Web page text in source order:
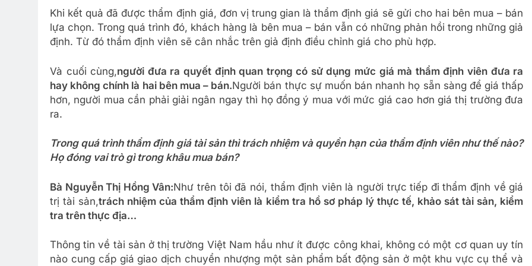
Khi kết quả đã được thẩm định giá, đơn vị trung gian là thẩm định giá sẽ gửi cho hai bên mua – bán
lựa chọn. Trong quá trình đó, khách hàng là bên mua – bán vẫn có những phản hồi trong những giả
định. Từ đó thẩm định viên sẽ cân nhắc trên giả định điều chỉnh giá cho phù hợp.
Và cuối cùng,người đưa ra quyết định quan trọng có sử dụng mức giá mà thẩm định viên đưa ra
hay không chính là hai bên mua – bán.Người bán thực sự muốn bán nhanh họ sẵn sàng để giá thấp
hơn, người mua cần phải giải ngân ngay thì họ đồng ý mua với mức giá cao hơn giá thị trường đưa
ra.
Trong quá trình thẩm định giá tài sản thì trách nhiệm và quyền hạn của thẩm định viên như thế nào?
Họ đóng vai trò gì trong khâu mua bán?
Bà Nguyễn Thị Hồng Vân:Như trên tôi đã nói, thẩm định viên là người trực tiếp đi thẩm định về giá
trị tài sản,trách nhiệm của thẩm định viên là kiểm tra hồ sơ pháp lý thực tế, khảo sát tài sản, kiểm
tra trên thực địa…
Thông tin về tài sản ở thị trường Việt Nam hầu như ít được công khai, không có một cơ quan uy tín
nào cung cấp giá giao dịch chuyển nhượng một sản phẩm bất động sản ở một khu vực cụ thể và